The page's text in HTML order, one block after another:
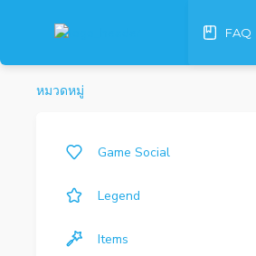
FAQ
หมวดหมู่
Game Social
Legend
Items